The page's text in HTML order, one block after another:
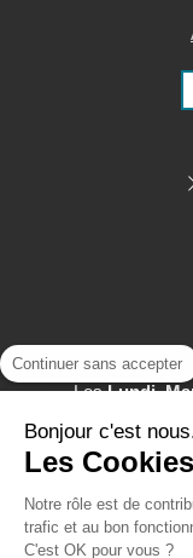
LesLundi,
Continuer sans accepter
Bonjour c'est
Les Cookies
Notre rôle est de
trafic et au bon
C'est OK pour vous ?